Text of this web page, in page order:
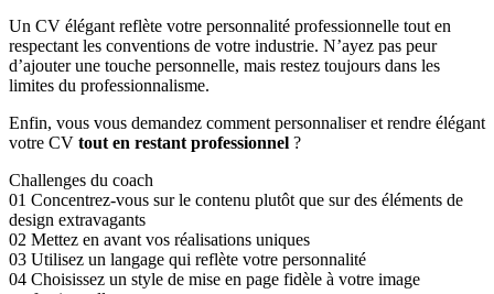
Un CV élégant reflète votre personnalité professionnelle tout en
respectant les conventions de votre industrie. N’ayez pas peur
d’ajouter une touche personnelle, mais restez toujours dans les
limites du professionnalisme.
Enfin, vous vous demandez comment personnaliser et rendre élégant
votre CV tout en restant professionnel ?
Challenges du coach
01 Concentrez-vous sur le contenu plutôt que sur des éléments de
design extravagants
02 Mettez en avant vos réalisations uniques
03 Utilisez un langage qui reflète votre personnalité
04 Choisissez un style de mise en page fidèle à votre image